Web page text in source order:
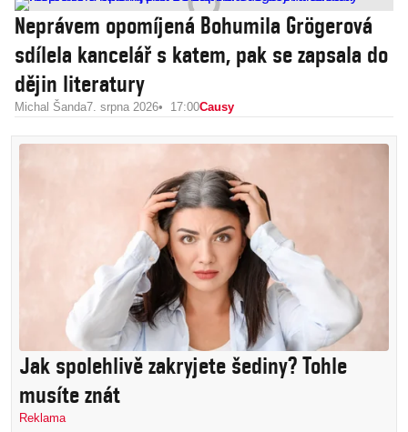
Neprávem opomíjená Bohumila Grögerová
sdílela kancelář s katem, pak se zapsala do
dějin literatury
Michal Šanda7. srpna 2026 17:00Causy
Jak spolehlivě zakryjete šediny? Tohle
musíte znát
Reklama